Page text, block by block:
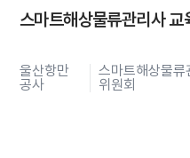
스마트해상물류관리사 교
울산항만
공사
스마트해상물류
위원회